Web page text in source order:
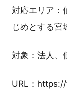
対応エリア：
じめとする宮
対象：法人、
URL：